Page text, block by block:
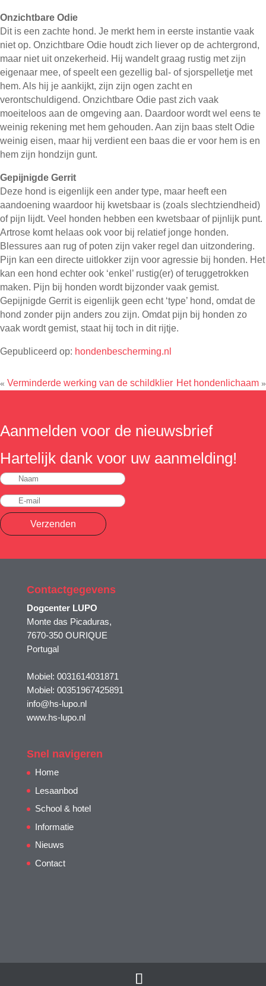
Onzichtbare Odie
Dit is een zachte hond. Je merkt hem in eerste instantie vaak
niet op. Onzichtbare Odie houdt zich liever op de achtergrond,
maar niet uit onzekerheid. Hij wandelt graag rustig met zijn
eigenaar mee, of speelt een gezellig bal- of sjorspelletje met
hem. Als hij je aankijkt, zijn zijn ogen zacht en
verontschuldigend. Onzichtbare Odie past zich vaak
moeiteloos aan de omgeving aan. Daardoor wordt wel eens te
weinig rekening met hem gehouden. Aan zijn baas stelt Odie
weinig eisen, maar hij verdient een baas die er voor hem is en
hem zijn hondzijn gunt.
Gepijnigde Gerrit
Deze hond is eigenlijk een ander type, maar heeft een
aandoening waardoor hij kwetsbaar is (zoals slechtziendheid)
of pijn lijdt. Veel honden hebben een kwetsbaar of pijnlijk punt.
Artrose komt helaas ook voor bij relatief jonge honden.
Blessures aan rug of poten zijn vaker regel dan uitzondering.
Pijn kan een directe uitlokker zijn voor agressie bij honden. Het
kan een hond echter ook ‘enkel’ rustig(er) of teruggetrokken
maken. Pijn bij honden wordt bijzonder vaak gemist.
Gepijnigde Gerrit is eigenlijk geen echt ‘type’ hond, omdat de
hond zonder pijn anders zou zijn. Omdat pijn bij honden zo
vaak wordt gemist, staat hij toch in dit rijtje.
Gepubliceerd op: hondenbescherming.nl
« Verminderde werking van de schildklier Het hondenlichaam »
Aanmelden voor de nieuwsbrief
Hartelijk dank voor uw aanmelding!
Verzenden
Contactgegevens
Dogcenter LUPO
Monte das Picaduras,
7670-350 OURIQUE
Portugal
Mobiel: 0031614031871
Mobiel: 00351967425891
info@hs-lupo.nl
www.hs-lupo.nl
Snel navigeren
Home
Lesaanbod
School & hotel
Informatie
Nieuws
Contact